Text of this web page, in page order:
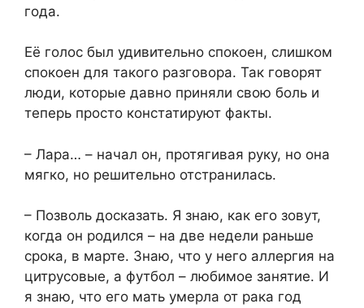
года.
Её голос был удивительно спокоен, слишком
спокоен для такого разговора. Так говорят
люди, которые давно приняли свою боль и
теперь просто констатируют факты.
– Лара… – начал он, протягивая руку, но она
мягко, но решительно отстранилась.
– Позволь досказать. Я знаю, как его зовут,
когда он родился – на две недели раньше
срока, в марте. Знаю, что у него аллергия на
цитрусовые, а футбол – любимое занятие. И
я знаю, что его мать умерла от рака год